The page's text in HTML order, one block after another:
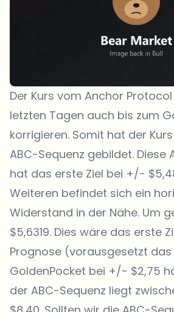
Der Kurs vom Anchor
letzten Tagen auch bis zum
korrigieren. Somit hat der
ABC-Sequenz gebildet. Diese
hat das erste Ziel bei +/-
Weiteren befindet sich ein
Widerstand in der Nähe. Um
$5,6319. Dies wäre das erste
Prognose (vorausgesetzt
GoldenPocket bei +/- $2,75
der ABC-Sequenz liegt